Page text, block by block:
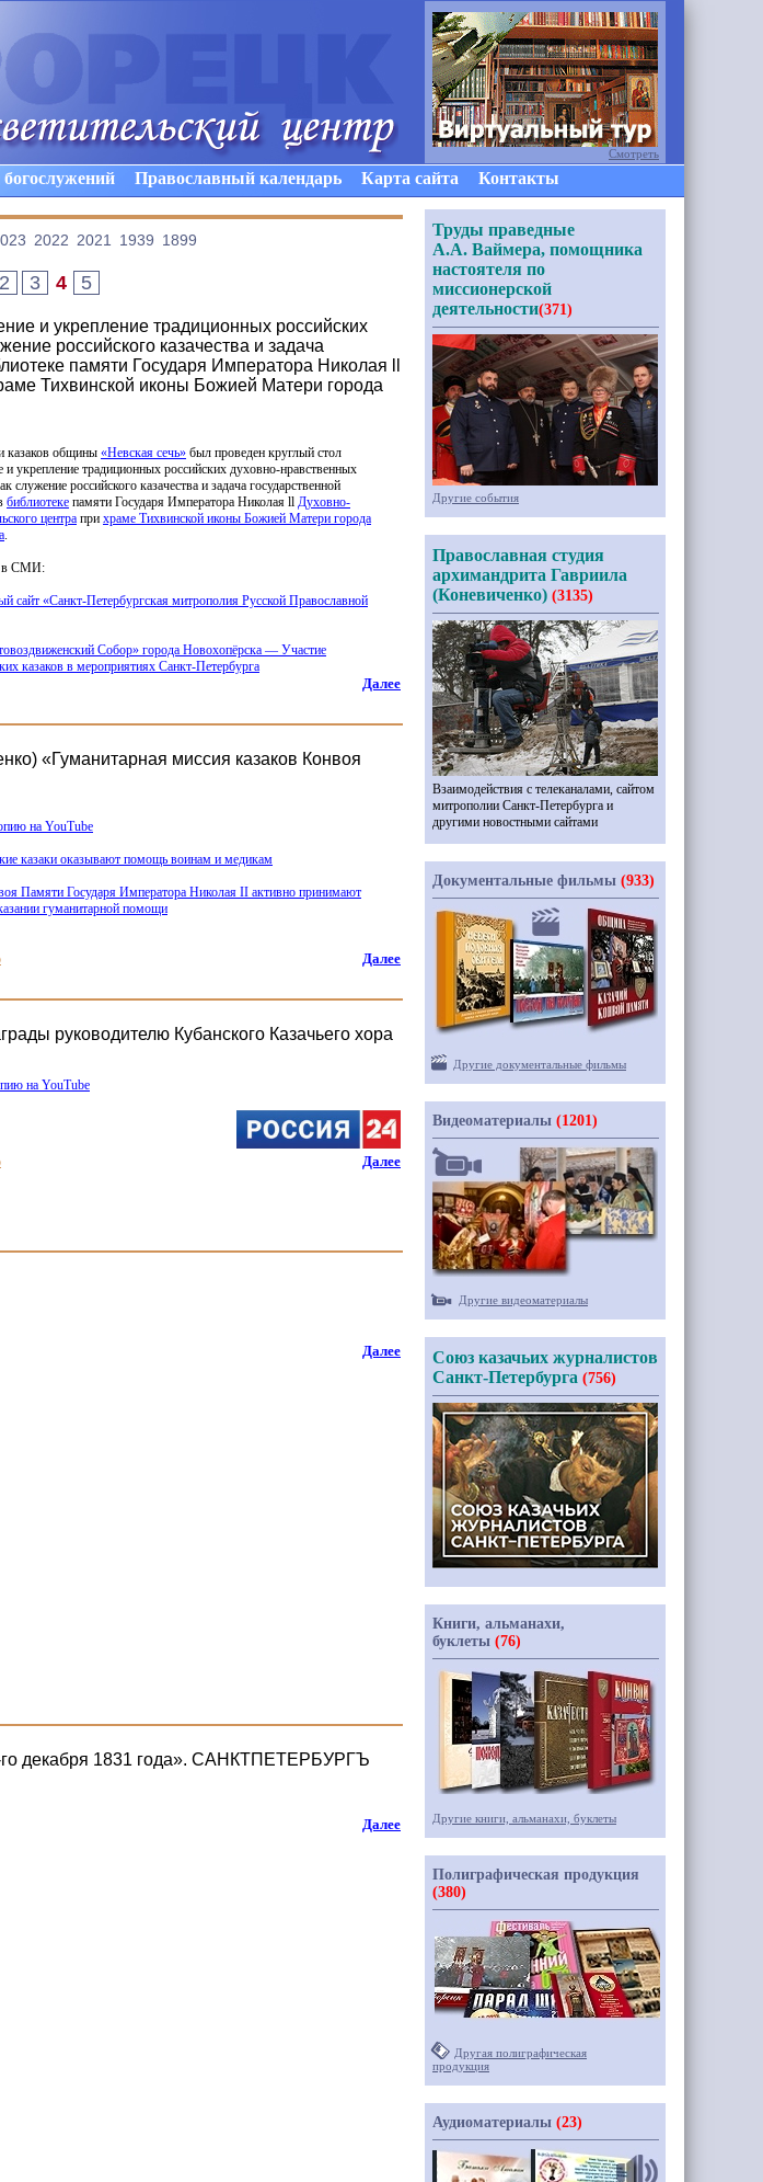
богослужений Православный календарь Карта сайта Контакты
2022 2021 1939 1899
2 3 4 5
и укрепление традиционных российских
российского казачества и задача
памяти Государя Императора Николая ll
Тихвинской иконы Божией Матери города
казаков общины «Невская сечь» был проведен круглый стол
и укрепление традиционных российских духовно-нравственных
служение российского казачества и задача государственной
библиотеке памяти Государя Императора Николая ll Духовно-
центра при храме Тихвинской иконы Божией Матери города
.
в СМИ:
сайт «Санкт-Петербургская митрополия Русской Православной
Собор» города Новохопёрска — Участие
казаков в мероприятиях Санкт-Петербурга
Далее
«Гуманитарная миссия казаков Конвоя
на YouTube
казаки оказывают помощь воинам и медикам
Памяти Государя Императора Николая II активно принимают
гуманитарной помощи
Далее
руководителю Кубанского Казачьего хора
на YouTube
Далее
Далее
го декабря 1831 года». САНКТПЕТЕРБУРГЪ
Далее
Смотреть
Труды праведные
А.А. Ваймера, помощника
настоятеля по
миссионерской
деятельности(371)
Другие события
Православная студия
архимандрита Гавриила
(Коневиченко) (3135)
Взаимодействия с телеканалами, сайтом
митрополии Санкт-Петербурга и
другими новостными сайтами
Документальные фильмы (933)
Другие документальные фильмы
Видеоматериалы (1201)
Другие видеоматериалы
Союз казачьих журналистов
Санкт-Петербурга (756)
Книги, альманахи,
буклеты (76)
Другие книги, альманахи, буклеты
Полиграфическая продукция
(380)
Другая полиграфическая
продукция
Аудиоматериалы (23)